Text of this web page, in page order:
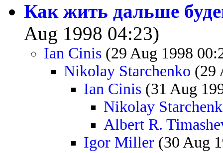
Как жить дальше
Aug 1998 04:23)
Ian Cinis (29 Aug 1998
Nikolay Starchenko (29
Ian Cinis (31 Aug
Nikolay
Albert R.
Igor Miller (30 Aug